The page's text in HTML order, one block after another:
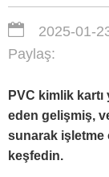
2025-01-
Paylaş:
PVC kimlik kartı
eden gelişmiş,
sunarak işletme
keşfedin.